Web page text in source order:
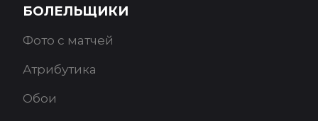
БОЛЕЛЬЩИКИ
Фото с матчей
Атрибутика
Обои